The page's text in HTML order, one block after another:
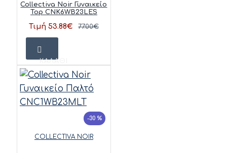
Collectiva Noir Γυναικείο
Top CNK6WB23LES
Τιμή 53.88€ 77.00€
ΚΑΛΆΘΙ
-30 %
COLLECTIVA NOIR